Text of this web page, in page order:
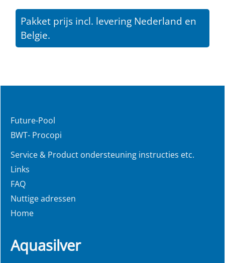
Pakket prijs incl. levering Nederland en
Belgie.
Future-Pool
BWT- Procopi
Service & Product ondersteuning instructies etc.
Links
FAQ
Nuttige adressen
Home
Aquasilver